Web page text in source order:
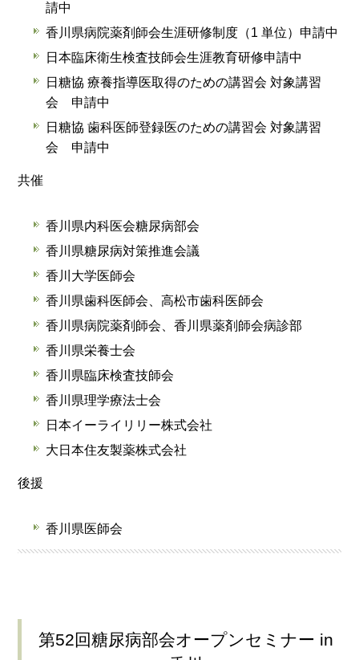
請中
香川県病院薬剤師会生涯研修制度（1 単位）申請中
日本臨床衛生検査技師会生涯教育研修申請中
日糖協 療養指導医取得のための講習会 対象講習
会 申請中
日糖協 歯科医師登録医のための講習会 対象講習
会 申請中
共催
香川県内科医会糖尿病部会
香川県糖尿病対策推進会議
香川大学医師会
香川県歯科医師会、高松市歯科医師会
香川県病院薬剤師会、香川県薬剤師会病診部
香川県栄養士会
香川県臨床検査技師会
香川県理学療法士会
日本イーライリリー株式会社
大日本住友製薬株式会社
後援
香川県医師会
第52回糖尿病部会オープンセミナー in